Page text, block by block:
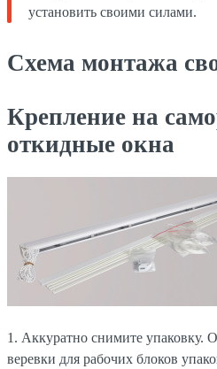
установить своими силами.
Схема монтажа
Крепление на
откидные окна
1. Аккуратно снимите упаковку.
веревки для рабочих блоков